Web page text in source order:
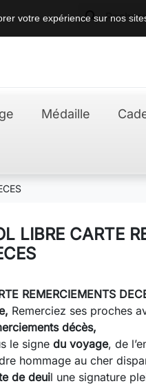
search
Médaille
LIBRE CARTE
REMERCIEMENTS
Remerciez ses proches
décès,
le signe du voyage, de
hommage au cher
de deuil une signature
votre expérience sur nos